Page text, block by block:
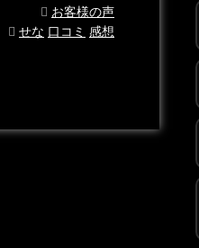
お客様の声
せな 口コミ 感想